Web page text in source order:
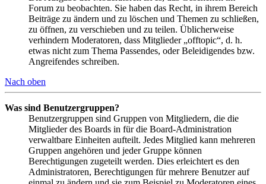
Forum zu beobachten. Sie haben das Recht, in ihrem Bereich
Beiträge zu ändern und zu löschen und Themen zu schließen,
zu öffnen, zu verschieben und zu teilen. Üblicherweise
verhindern Moderatoren, dass Mitglieder „offtopic“, d. h.
etwas nicht zum Thema Passendes, oder Beleidigendes bzw.
Angreifendes schreiben.
Nach oben
Was sind Benutzergruppen?
Benutzergruppen sind Gruppen von Mitgliedern, die die
Mitglieder des Boards in für die Board-Administration
verwaltbare Einheiten aufteilt. Jedes Mitglied kann mehreren
Gruppen angehören und jeder Gruppe können
Berechtigungen zugeteilt werden. Dies erleichtert es den
Administratoren, Berechtigungen für mehrere Benutzer auf